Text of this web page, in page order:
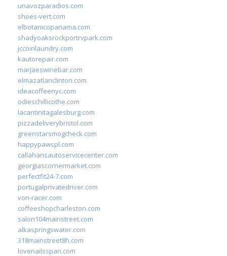
unavozparadios.com
shoes-vert.com
elbotanicopanama.com
shadyoaksrockportrvpark.com
jccoinlaundry.com
kautorepair.com
marjaeswinebar.com
elmazatlanclinton.com
ideacoffeenyc.com
odieschillicothe.com
lacantinitagalesburg.com
pizzadeliverybristol.com
greenstarsmogcheck.com
happypawspl.com
callahansautoservicecenter.com
georgiascornermarket.com
perfectfit24-7.com
portugalprivatedriver.com
von-racer.com
coffeeshopcharleston.com
salon104mainstreet.com
alkaspringswater.com
318mainstreet8h.com
lovenailsspari.com